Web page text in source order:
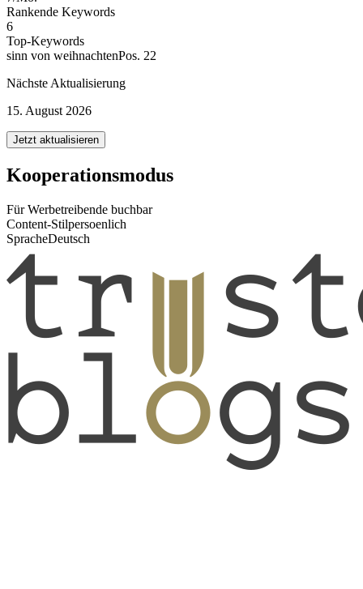
Rankende Keywords
6
Top-Keywords
sinn von weihnachtenPos. 22
Nächste Aktualisierung
15. August 2026
Jetzt aktualisieren
Kooperationsmodus
Für Werbetreibende buchbar
Content-Stilpersoenlich
SpracheDeutsch